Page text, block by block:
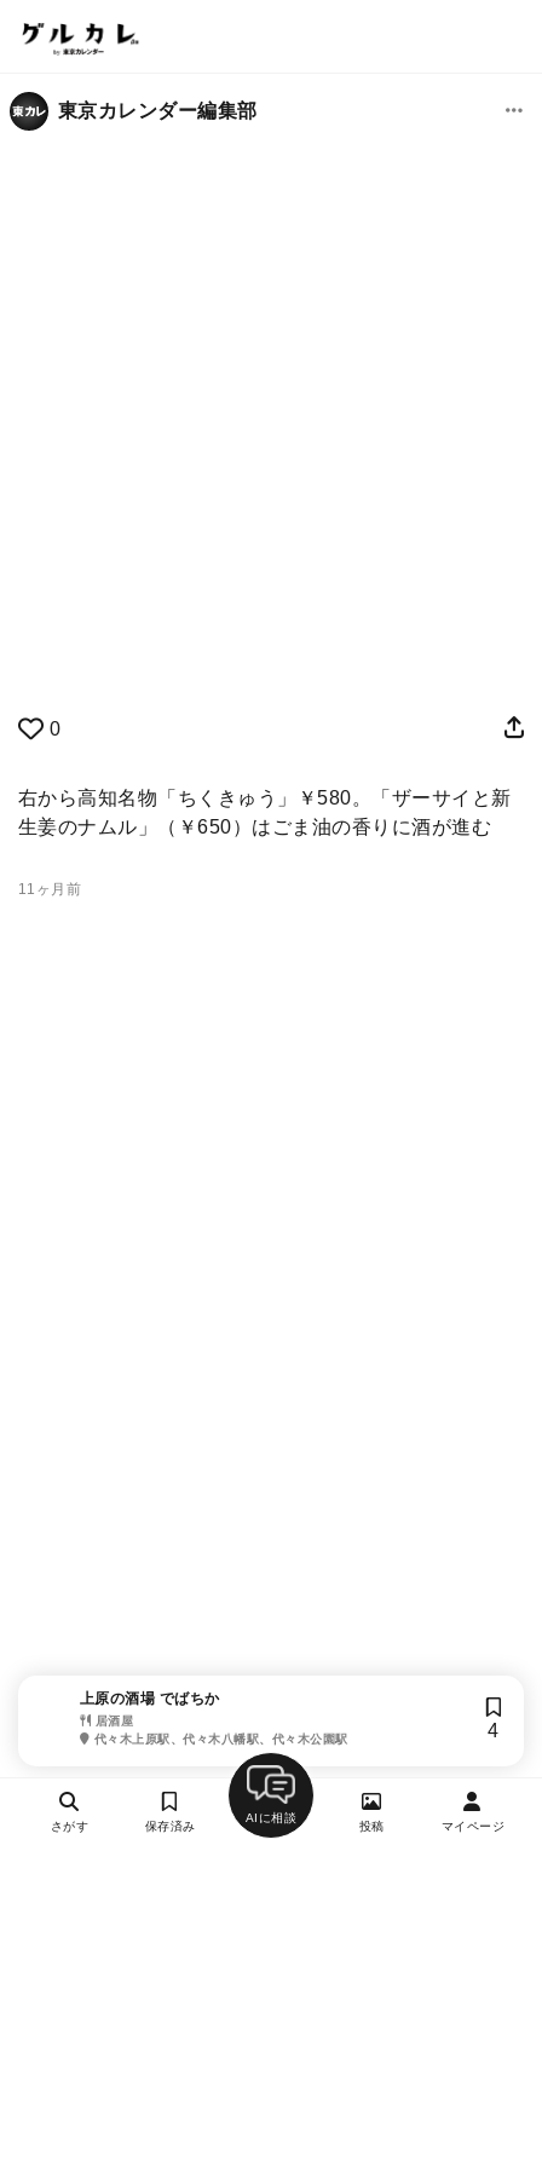
東京カレンダー編集部
0
右から高知名物「ちくきゅう」￥580。「ザーサイと新
生姜のナムル」（￥650）はごま油の香りに酒が進む
11ヶ月前
上原の酒場 でばちか
居酒屋
代々木上原駅、代々木八幡駅、代々木公園駅
4
さがす 保存済み
AIに相談
投稿 マイページ